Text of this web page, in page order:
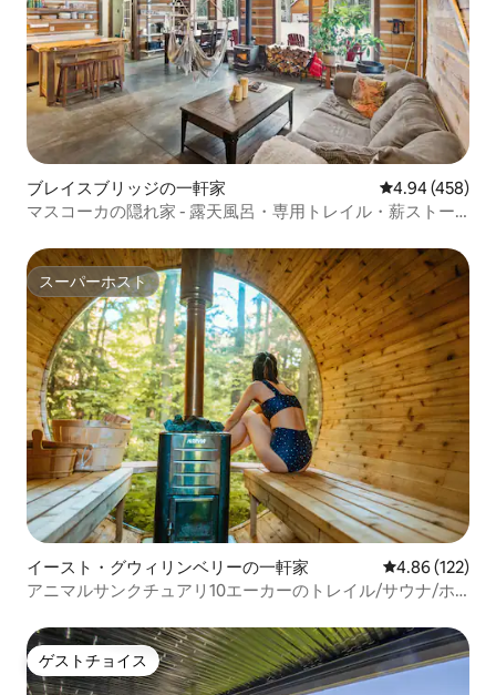
ブレイスブリッジの一軒家 レビュー458
4.94 (458)
マスコーカの隠れ家 - 露天風呂・専用トレイル・薪ストー
スーパーホスト
スーパーホスト
イースト・グウィリンベリーの一軒家 レビュー122
4.86 (122)
アニマルサンクチュアリ10エーカーのトレイル/サウナ/ホ
ゲストチョイス
ゲストチョイス